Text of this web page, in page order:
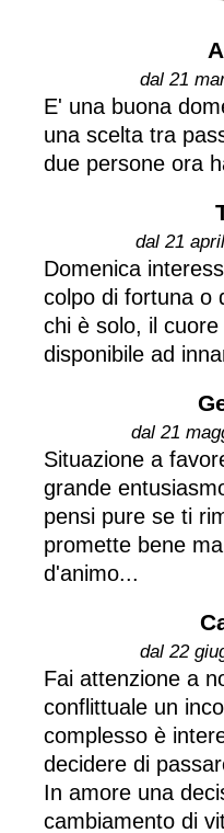
dal 21
E' una buona
una scelta tra
due persone ora
dal 21
Domenica
colpo di fortuna o
chi è solo, il
disponibile ad
dal 21
Situazione a
grande
pensi pure se ti
promette bene
d'animo...
dal 22
Fai attenzione a
conflittuale un
complesso è
decidere di
In amore una
cambiamento di